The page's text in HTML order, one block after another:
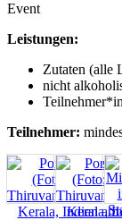
Event
Leistungen:
Zutaten (alle
nicht
Teilnehmer: